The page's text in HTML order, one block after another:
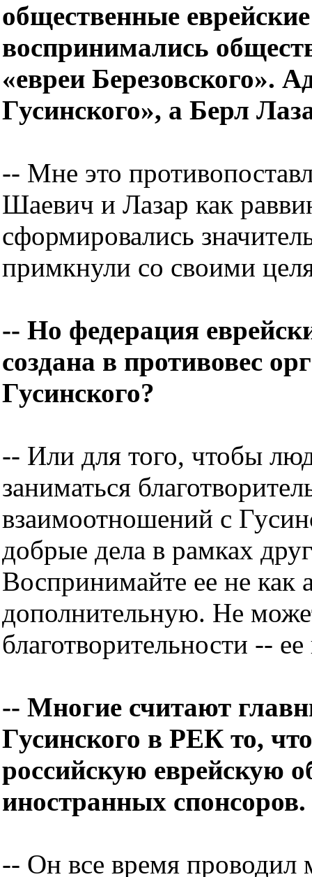
общественные
воспринимались
«евреи Березовского».
Гусинского», а Берл
-- Мне это
Шаевич и Лазар как
сформировались
примкнули со своими
-- Но федерация
создана в противовес
Гусинского?
-- Или для того, чтобы
заниматься
взаимоотношений с
добрые дела в рамках
Воспринимайте ее не как
дополнительную. Не
благотворительности -- ее
-- Многие считают
Гусинского в РЕК то,
российскую еврейскую
иностранных
-- Он все время проводил